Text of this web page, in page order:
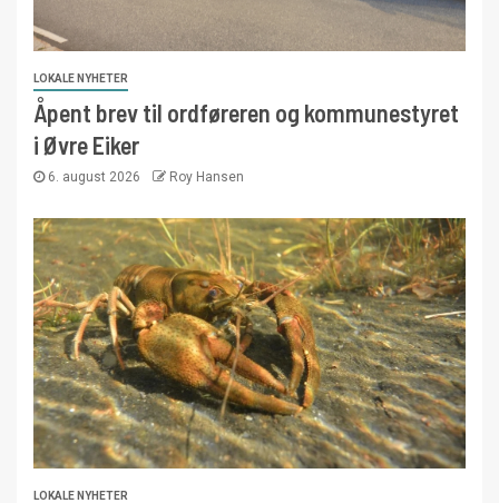
LOKALE NYHETER
Åpent brev til ordføreren og kommunestyret
i Øvre Eiker
6. august 2026 Roy Hansen
LOKALE NYHETER